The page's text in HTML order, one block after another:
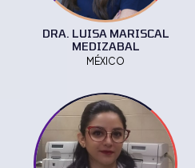
DRA. LUISA MARISCAL
MEDIZABAL
MÉXICO